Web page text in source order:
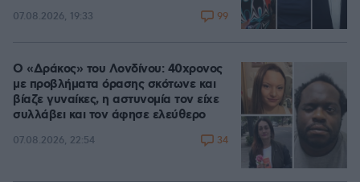
07.08.2026, 19:33 99
Ο «Δράκος» του Λονδίνου: 40χρονος
με προβλήματα όρασης σκότωνε και
βίαζε γυναίκες, η αστυνομία τον είχε
συλλάβει και τον άφησε ελεύθερο
07.08.2026, 22:54 34